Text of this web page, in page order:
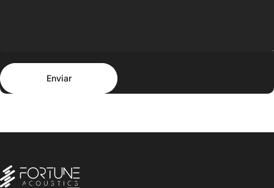
Enviar
Enviar
Fortune Acoustics